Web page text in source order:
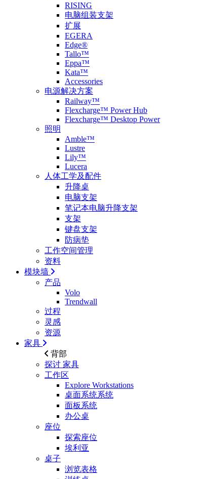
RISING
电脑组装支架
扩展
EGERA
Edge®
Tallo™
Eppa™
Kata™
Accessories
电源解决方案
Railway™
Flexcharge™ Power Hub
Flexcharge™ Desktop Power
照明
Amble™
Lustre
Lily™
Lucera
人体工学及配件
升降桌
电脑支架
笔记本电脑升降支架
支架
键盘支架
防病垫
工作空间管理
资料
模块墙
产品
Volo
Trendwall
过程
灵感
资源
家具
背部
探讨 家具
工作区
Explore Workstations
桌面系统系统
面板系统
办公桌
座位
探索座位
埃利亚
桌子
浏览表格